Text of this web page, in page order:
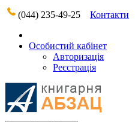
(044) 235-49-25 Контакти
Особистий кабінет
Авторизація
Реєстрація